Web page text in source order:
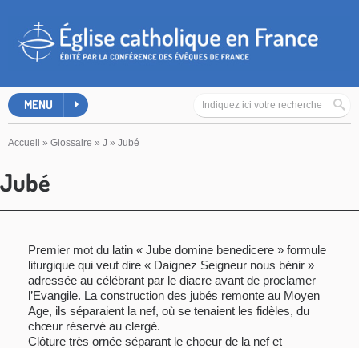
MENU
Accueil » Glossaire » J » Jubé
Jubé
Premier mot du latin « Jube domine benedicere » formule
liturgique qui veut dire « Daignez Seigneur nous bénir »
adressée au célébrant par le diacre avant de proclamer
l’Evangile. La construction des jubés remonte au Moyen
Age, ils séparaient la nef, où se tenaient les fidèles, du
chœur réservé au clergé.
Clôture très ornée séparant le choeur de la nef et